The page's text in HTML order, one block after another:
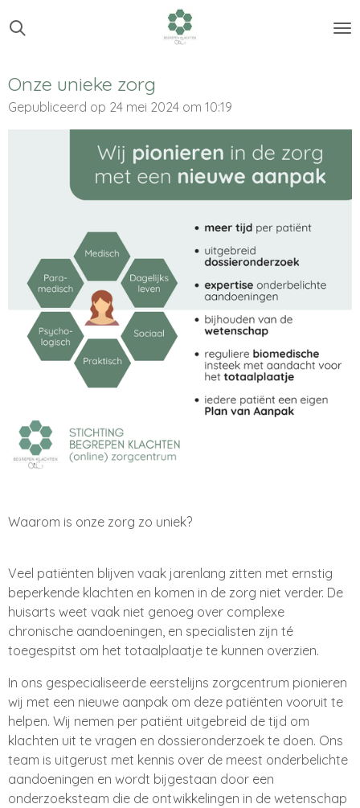
direct
hoofdinhoud
Onze unieke zorg
Gepubliceerd op 24 mei 2024 om 10:19
Waarom is onze zorg zo uniek?
Veel patiënten blijven vaak jarenlang zitten met ernstig
beperkende klachten en komen in de zorg niet verder. De
huisarts weet vaak niet genoeg over complexe
chronische aandoeningen, en specialisten zijn té
toegespitst om het totaalplaatje te kunnen overzien.
In ons gespecialiseerde eerstelijns zorgcentrum pionieren
wij met een nieuwe aanpak om deze patiënten vooruit te
helpen. Wij nemen per patiënt uitgebreid de tijd om
klachten uit te vragen en dossieronderzoek te doen. Ons
team is uitgerust met kennis over de meest onderbelichte
aandoeningen en wordt bijgestaan door een
onderzoeksteam die de ontwikkelingen in de wetenschap